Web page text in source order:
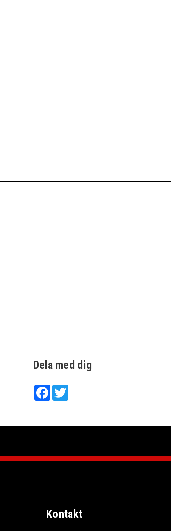
Dela med dig
FacebookTwitter
Kontakt